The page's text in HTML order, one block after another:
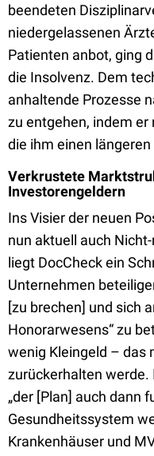
beendeten
niedergelassenen
Patienten anbot, ging
die Insolvenz. Dem
anhaltende Prozesse
zu entgehen, indem er
die ihm einen
Verkrustete
Investorengeldern
Ins Visier der neuen
nun aktuell auch
liegt DocCheck ein
Unternehmen
[zu brechen] und sich
Honorarwesens“ zu
wenig Kleingeld – das
zurückerhalten werde.
„der [Plan] auch dann
Gesundheitssystem
Krankenhäuser und